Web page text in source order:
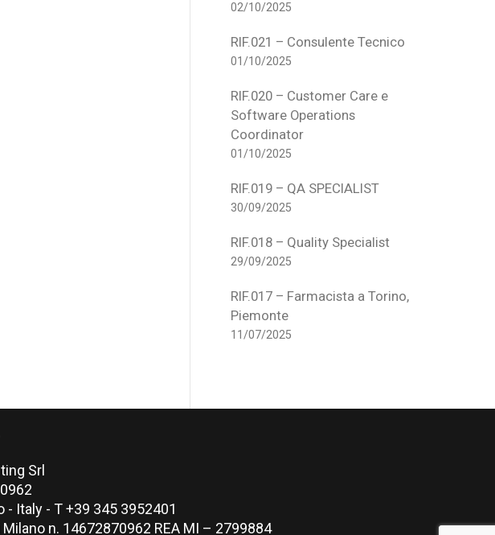
02/10/2025
RIF.021 – Consulente Tecnico
01/10/2025
RIF.020 – Customer Care e
Software Operations
Coordinator
01/10/2025
RIF.019 – QA SPECIALIST
30/09/2025
RIF.018 – Quality Specialist
29/09/2025
RIF.017 – Farmacista a Torino,
Piemonte
11/07/2025
Srl
- Italy - T +39 345 3952401
n. 14672870962 REA MI – 2799884